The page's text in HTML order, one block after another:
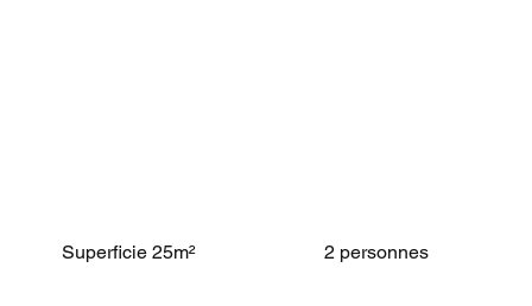
Superficie 25m² 2 personnes